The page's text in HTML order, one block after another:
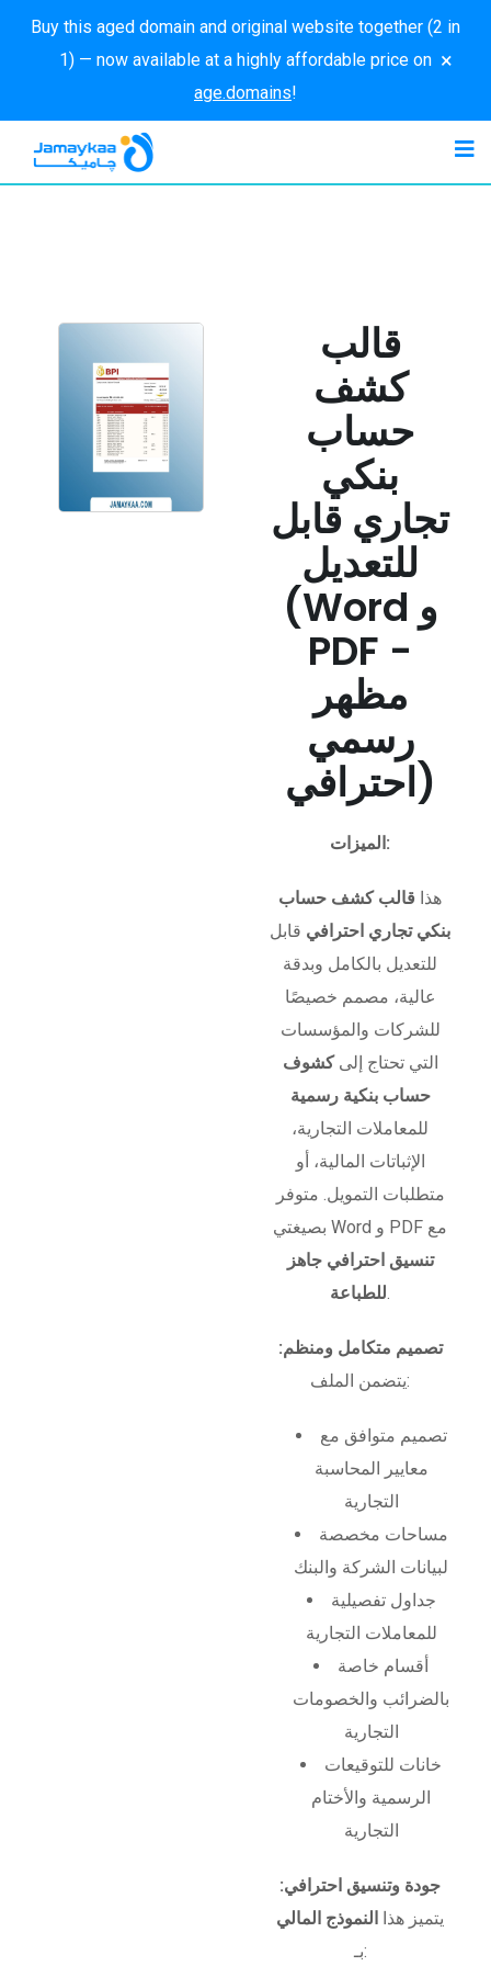
Buy this aged domain and original website together (2 in
1) — now available at a highly affordable price on
age.domains!
×
قالب
كشف
حساب
بنكي
تجاري قابل
للتعديل
(Word و
PDF -
مظهر
رسمي
احترافي)
الميزات:
هذا قالب كشف حساب
بنكي تجاري احترافي قابل
للتعديل بالكامل وبدقة
عالية، مصمم خصيصًا
للشركات والمؤسسات
التي تحتاج إلىكشوف
حساب بنكية رسمية
للمعاملات التجارية،
الإثباتات المالية، أو
متطلبات التمويل. متوفر
بصيغتي Word و PDF مع
تنسيق احترافي جاهز
للطباعة.
تصميم متكامل ومنظم:
يتضمن الملف:
تصميم متوافق مع
معايير المحاسبة
التجارية
مساحات مخصصة
لبيانات الشركة والبنك
جداول تفصيلية
للمعاملات التجارية
أقسام خاصة
بالضرائب والخصومات
التجارية
خانات للتوقيعات
الرسمية والأختام
التجارية
جودة وتنسيق احترافي:
يتميز هذا
النموذج المالي
بـ: